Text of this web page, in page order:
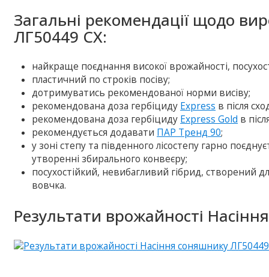
Загальні рекомендації щодо
ЛГ50449 СХ:
найкраще поєднання високої врожайності,
пластичний по строків посіву;
дотримуватись рекомендованої норми висіву;
рекомендована доза гербіциду Express в після
рекомендована доза гербіциду Express Gold в
рекомендується додавати ПАР Тренд 90;
у зоні степу та південного лісостепу гарно
утворенні збирального конвеєру;
посухостійкий, невибагливий гібрид, створений
вовчка.
Результати врожайності